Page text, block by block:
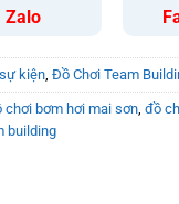
Zalo
kiện, Đồ Chơi Team
chơi bơm hơi mai sơn, đồ
building